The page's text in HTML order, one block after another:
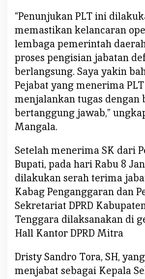
a
s
a
D
a
n
P
n
n
g
a
n
D
i
P
R
“Penunjukan PLT ini
memastikan kelancaran
lembaga pemerintah
proses pengisian jabatan
berlangsung. Saya yakin
Pejabat yang menerima
menjalankan tugas dengan
bertanggung jawab,”
Mangala.
Setelah menerima SK dari
Bupati, pada hari Rabu 8
dilakukan serah terima
Kabag Penganggaran dan
Sekretariat DPRD
Tenggara dilaksanakan di
Hall Kantor DPRD Mitra
Dristy Sandro Tora, SH,
menjabat sebagai Kepala